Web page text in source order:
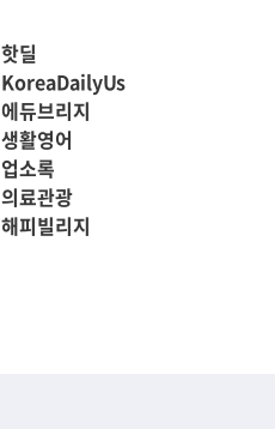
핫딜
KoreaDailyUs
에듀브리지
생활영어
업소록
의료관광
해피빌리지